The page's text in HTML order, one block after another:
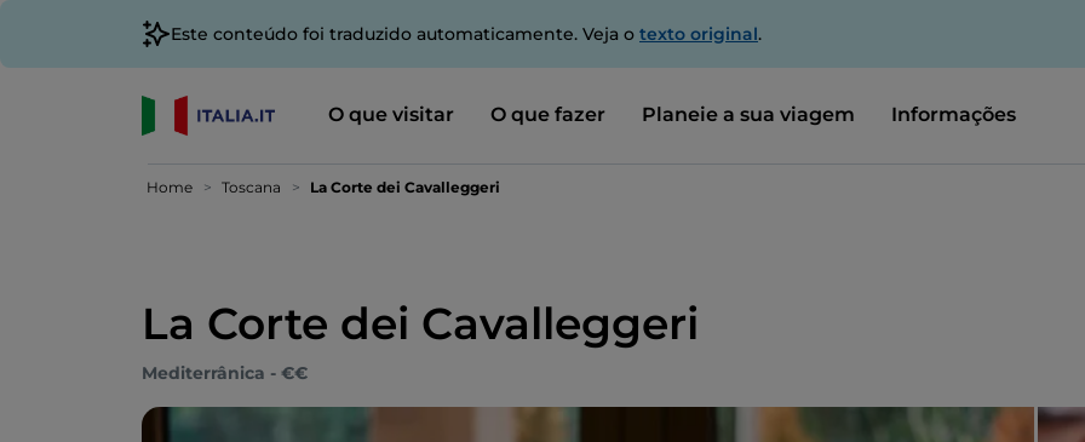
Este conteúdo foi traduzido automaticamente. Veja o texto original.
O que visitar O que fazer Planeie a sua viagem Informações
Home Toscana La Corte dei Cavalleggeri
La Corte dei Cavalleggeri
Mediterrânica - €€